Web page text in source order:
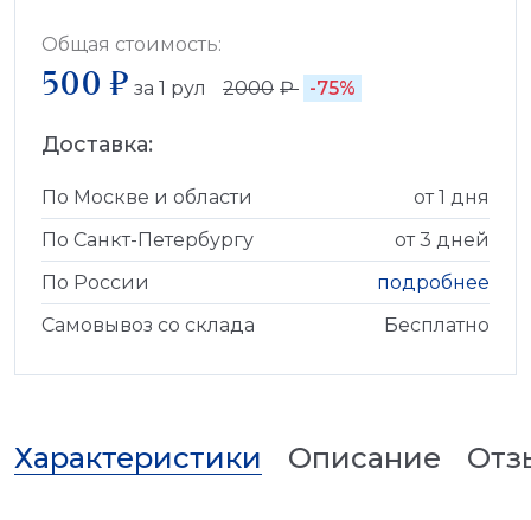
Общая стоимость:
500 ₽ за 1 рул 2000 ₽ -75%
Доставка:
По Москве и области
от 1 дня
По Санкт-Петербургу
от 3 дней
По России
подробнее
Самовывоз со склада
Бесплатно
Характеристики Описание